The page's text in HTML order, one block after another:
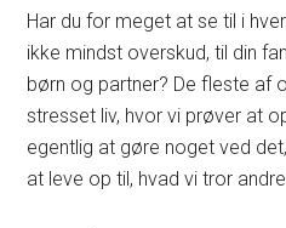
Har du for meget at se til i
ikke mindst overskud, til din
børn og partner? De fleste af
stresset liv, hvor vi prøver at
egentlig at gøre noget ved
at leve op til, hvad vi tror